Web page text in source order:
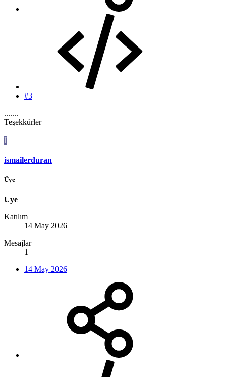
#3
.......
Teşekkürler
I
ismailerduran
Üye
Uye
Katılım
14 May 2026
Mesajlar
1
14 May 2026